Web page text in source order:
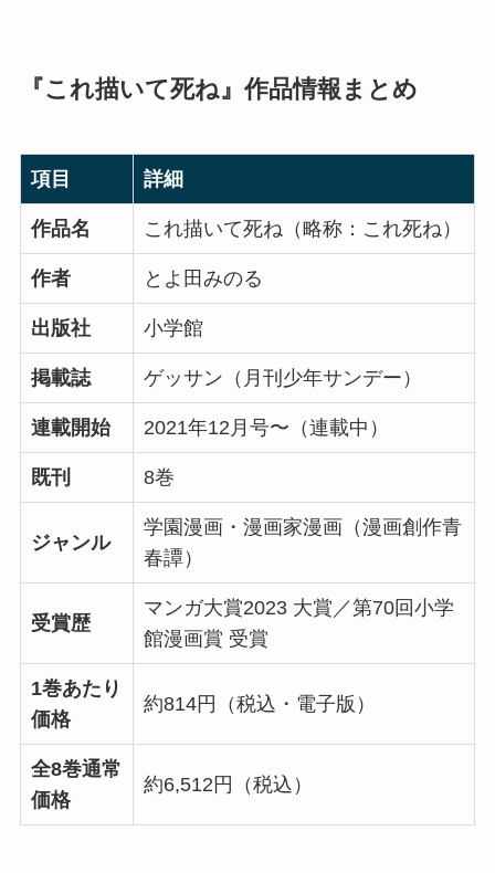
『これ描いて死ね』作品情報まとめ
項目 詳細
作品名 これ描いて死ね（略称：これ死ね）
作者 とよ田みのる
出版社 小学館
掲載誌 ゲッサン（月刊少年サンデー）
連載開始 2021年12月号〜（連載中）
既刊 8巻
ジャンル
学園漫画・漫画家漫画（漫画創作青
春譚）
受賞歴
マンガ大賞2023 大賞／第70回小学
館漫画賞 受賞
1巻あたり
価格
約814円（税込・電子版）
全8巻通常
価格
約6,512円（税込）